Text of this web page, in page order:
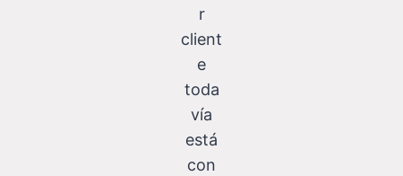
r
client
e
toda
vía
está
con